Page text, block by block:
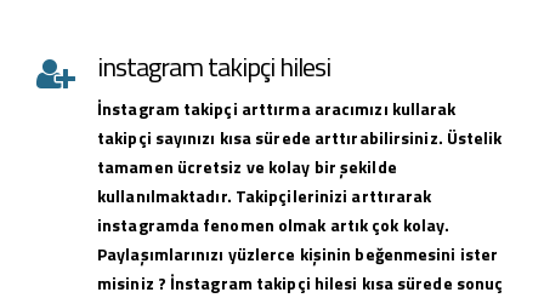
instagram takipçi hilesi
İnstagram takipçi arttırma aracımızı kullarak
takipçi sayınızı kısa sürede arttırabilirsiniz. Üstelik
tamamen ücretsiz ve kolay bir şekilde
kullanılmaktadır. Takipçilerinizi arttırarak
instagramda fenomen olmak artık çok kolay.
Paylaşımlarınızı yüzlerce kişinin beğenmesini ister
misiniz ? İnstagram takipçi hilesi kısa sürede sonuç